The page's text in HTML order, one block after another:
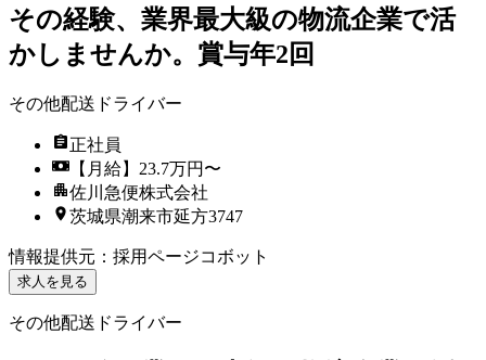
その経験、業界最大級の物流企業で活
かしませんか。賞与年2回
その他配送ドライバー
正社員
【月給】23.7万円〜
佐川急便株式会社
茨城県潮来市延方3747
情報提供元 ： 採用ページコボット
求人を見る
その他配送ドライバー